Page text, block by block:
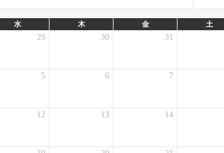
水 木 金 土
29 30 31
5 6 7
12 13 14